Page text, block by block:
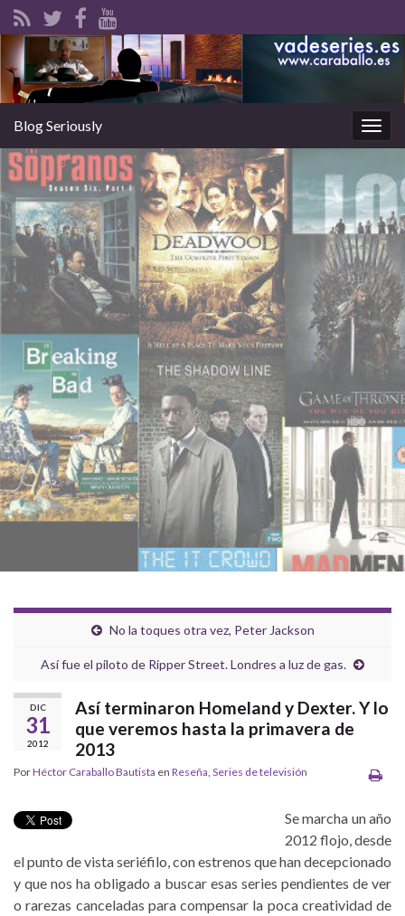
la
Blog Seriously
No la toques otra vez, Peter Jackson
Así fue el piloto de Ripper Street. Londres a luz de gas.
DIC
31
2012
Así terminaron Homeland y Dexter. Y lo
que veremos hasta la primavera de
2013
PorHéctor Caraballo Bautista en Reseña Series de televisión
Se marcha un año
2012 flojo, desde
el punto de vista seriéfilo, con estrenos que han decepcionado
y que nos ha obligado a buscar esas series pendientes de ver
o rarezas canceladas para compensar la poca creatividad de